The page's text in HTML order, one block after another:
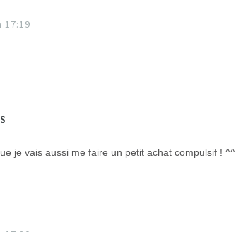
17:19
je vais aussi me faire un petit achat compulsif ! ^^